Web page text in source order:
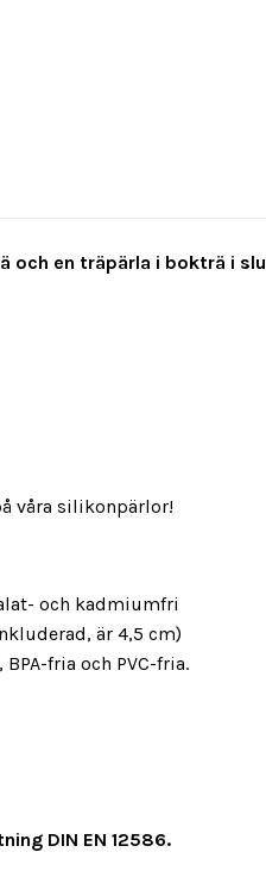
och en träpärla i bokträ i
våra silikonpärlor!
och kadmiumfri
är 4,5 cm)
fria och PVC-fria.
DIN EN 12586.